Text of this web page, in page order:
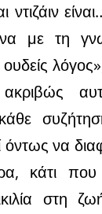
ντιζάιν
με τη
όντως να
κάτι που
στη